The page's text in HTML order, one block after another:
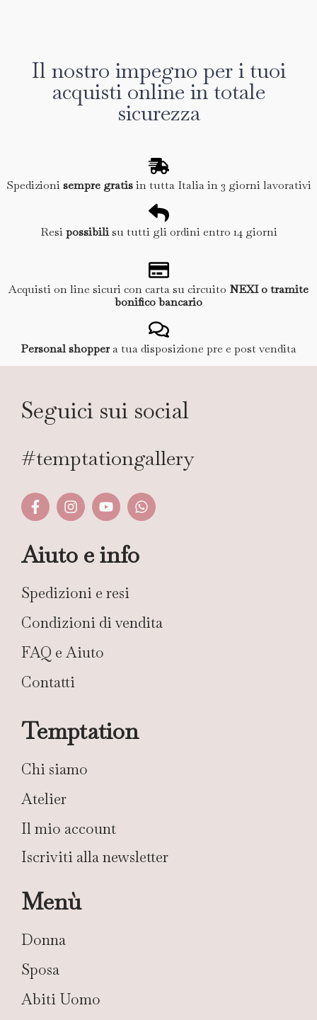
Il nostro impegno per i tuoi
acquisti online in totale
sicurezza
Spedizionisempre gratisin tutta Italia in 3 giorni lavorativi
Resipossibilisu tutti gli ordini entro 14 giorni
Acquisti on line sicuri con carta su circuito NEXI o tramite
bonifico bancario
Personal shoppera tua disposizione pre e post vendita
Seguici sui social
#temptationgallery
Aiuto e info
Spedizioni e resi
Condizioni di vendita
FAQ e Aiuto
Contatti
Temptation
Chi siamo
Atelier
Il mio account
Iscriviti alla newsletter
Menù
Donna
Sposa
Abiti Uomo